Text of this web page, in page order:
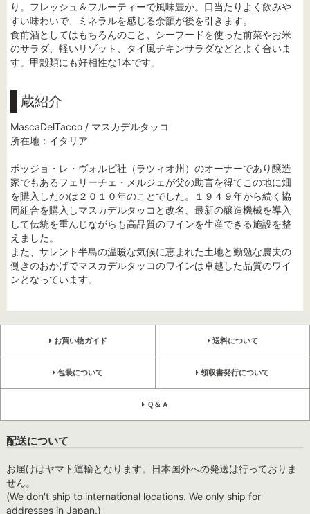
り。フレッシュ＆フルーティーで風味豊か。口当たりよく飲みや
すい味わいで、ミネラルを感じる余韻が後を引きます。
食前酒としてはもちろんのこと、シーフードを使った前菜やお米
のサラダ、軽いリゾット、タイ風チキンサラダなどとよく合いま
す。甲殻類にも好相性な1本です。
蔵紹介
MascaDelTacco / マスカデルタッコ
所在地：イタリア
ポッジョ・レ・ヴォルピ社（ラツィオ州）のオーナーであり醸造
家でもあるフェリーチェ・メルジェが父の助言を得てこの地に畑
を購入したのは２０１０年のことでした。１９４９年から続く協
同組合を購入しマスカデルタッコと改名、最新の醸造機械を導入
して伝統を重んじながらも高品質のワインを生産できる施設を整
えました。
また、サレント半島の温暖な気候に恵まれた土地と勤勉な農夫の
働きのおかげでマスカデルタッコのワインは卓越した品質のワイ
ンとなっています。
お買い物ガイド 送料について
包装について 領収書発行について
Ｑ＆Ａ
配送について
お届けはヤマト運輸となります。日本国外への発送は行っておりま
せん。
(We don't ship to international locations. We only ship for
addresses in Japan.)